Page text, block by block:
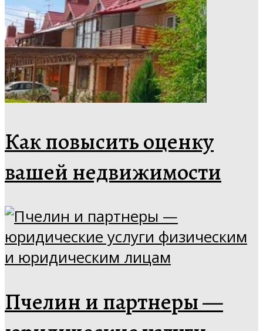
Как повысить оценку
вашей недвижимости
Пчелин и партнеры —